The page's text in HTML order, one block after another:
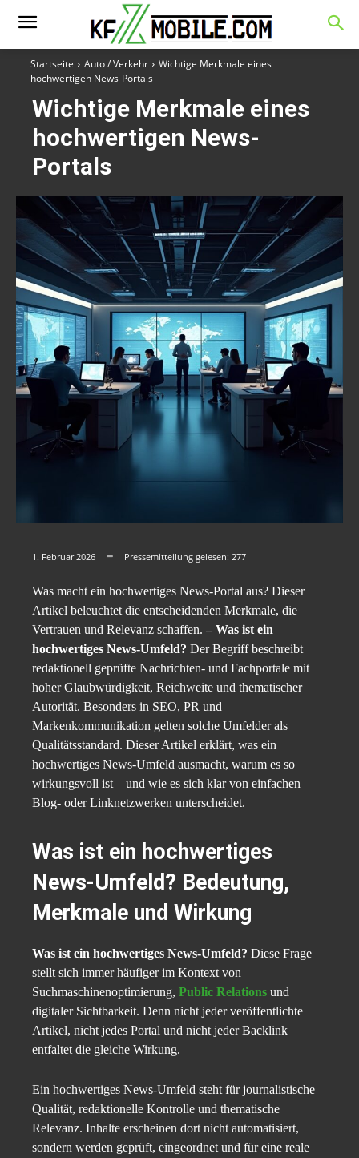
Startseite Auto / Verkehr
Wichtige Merkmale eines
hochwertigen News-Portals
Wichtige Merkmale eines
hochwertigen News-
Portals
1. Februar 2026 Pressemitteilung gelesen: 277
Was macht ein hochwertiges News-Portal aus? Dieser
Artikel beleuchtet die entscheidenden Merkmale, die
Vertrauen und Relevanz schaffen. – Was ist ein
hochwertiges News-Umfeld? Der Begriff beschreibt
redaktionell geprüfte Nachrichten- und Fachportale mit
hoher Glaubwürdigkeit, Reichweite und thematischer
Autorität. Besonders in SEO, PR und
Markenkommunikation gelten solche Umfelder als
Qualitätsstandard. Dieser Artikel erklärt, was ein
hochwertiges News-Umfeld ausmacht, warum es so
wirkungsvoll ist – und wie es sich klar von einfachen
Blog- oder Linknetzwerken unterscheidet.
Was ist ein hochwertiges
News-Umfeld? Bedeutung,
Merkmale und Wirkung
Was ist ein hochwertiges News-Umfeld? Diese Frage
stellt sich immer häufiger im Kontext von
Suchmaschinenoptimierung, Public Relations und
digitaler Sichtbarkeit. Denn nicht jeder veröffentlichte
Artikel, nicht jedes Portal und nicht jeder Backlink
entfaltet die gleiche Wirkung.
Ein hochwertiges News-Umfeld steht für journalistische
Qualität, redaktionelle Kontrolle und thematische
Relevanz. Inhalte erscheinen dort nicht automatisiert,
sondern werden geprüft, eingeordnet und für eine reale